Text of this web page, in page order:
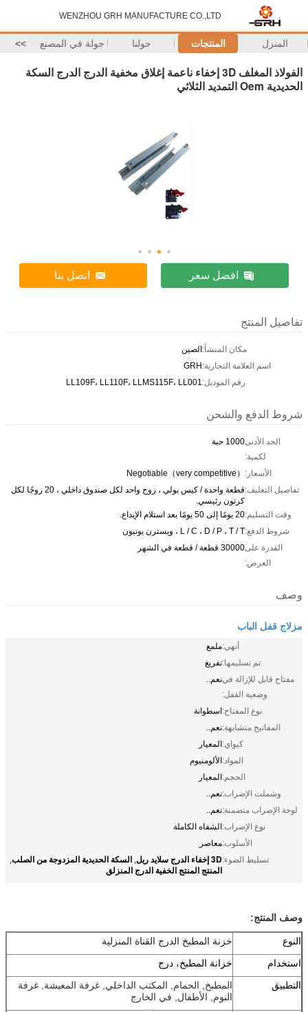
WENZHOU GRH MANUFACTURE CO.,LTD
المنزل المنتجات حولنا جولة في المصنع >>
الفولاذ المغلف 3D إخفاء ناعمة إغلاق مخفية الدرج الدرج السكة
الحديدية Oem التمديد الثلاثي
افضل سعر اتصل بنا
تفاصيل المنتج
مكان المنشأ:الصين
اسم العلامة التجارية:GRH
رقم الموديل:LL109F، LL110F، LLMS115F، LL001
شروط الدفع والشحن
الحد الأدنى
لكمية:
1000 حبة
الأسعار: Negotiable（very competitive）
تفاصيل التغليف:
قطعة واحدة / كيس بولي ، زوج واحد لكل صندوق داخلي ، 20 زوجًا لكل
كرتون رئيسي.
وقت التسليم:20 يومًا إلى 50 يومًا بعد استلام الإيداع.
شروط الدفع:L / C ، D / P ، T / T ، ويسترن يونيون
القدرة على
العرض:
30000 قطعة / قطعة في الشهر
وصف
مزلاج قفل الباب
أنهي:ملمع
تم تسليمها:تفريغ
مفتاح قابل للإزالة في
وضعية القفل:
نعم..
نوع المفتاح:اسطوانة
المفاتيح متشابهة:نعم..
كيواي:المعيار
المواد:الألومنيوم
الحجم:المعيار
وشملت الإضراب:نعم..
لوحة الإضراب متضمنة:نعم..
نوع الإضراب:الشفاه الكاملة
الأسلوب:معاصر
تسليط الضوء:3D إخفاء الدرج سلايد ريل , السكة الحديدية المزدوجة من الصلب,
المنتج المنتج الخفية الدرج المنزلق
وصف المنتج:
النوع
خزنة المطبخ الدرج القناة المنزلية
استخدام
خزانة المطبخ، درج
التطبيق
المطبخ, الحمام, المكتب الداخلي, غرفة المعيشة, غرفة
النوم, الأطفال, في الخارج